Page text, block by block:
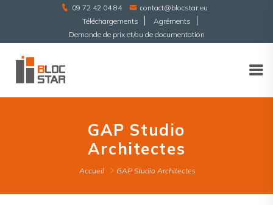
09 72 42 04 84
contact@blocstar.eu
Téléchargements
Agréments
Demande de prix et/ou de documentation
GAP Studio
Architectes
Accueil GAP Studio Architectes